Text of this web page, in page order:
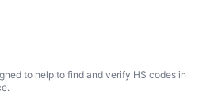
to help to find and verify HS codes in